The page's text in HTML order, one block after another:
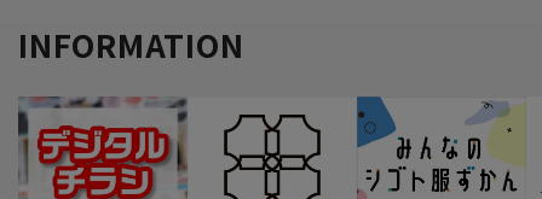
INFORMATION